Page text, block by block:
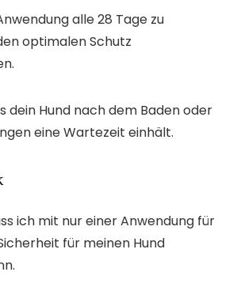
alle 28 Tage zu
optimalen Schutz
dein Hund nach dem Baden oder
eine Wartezeit einhält.
ich mit nur einer Anwendung für
für meinen Hund